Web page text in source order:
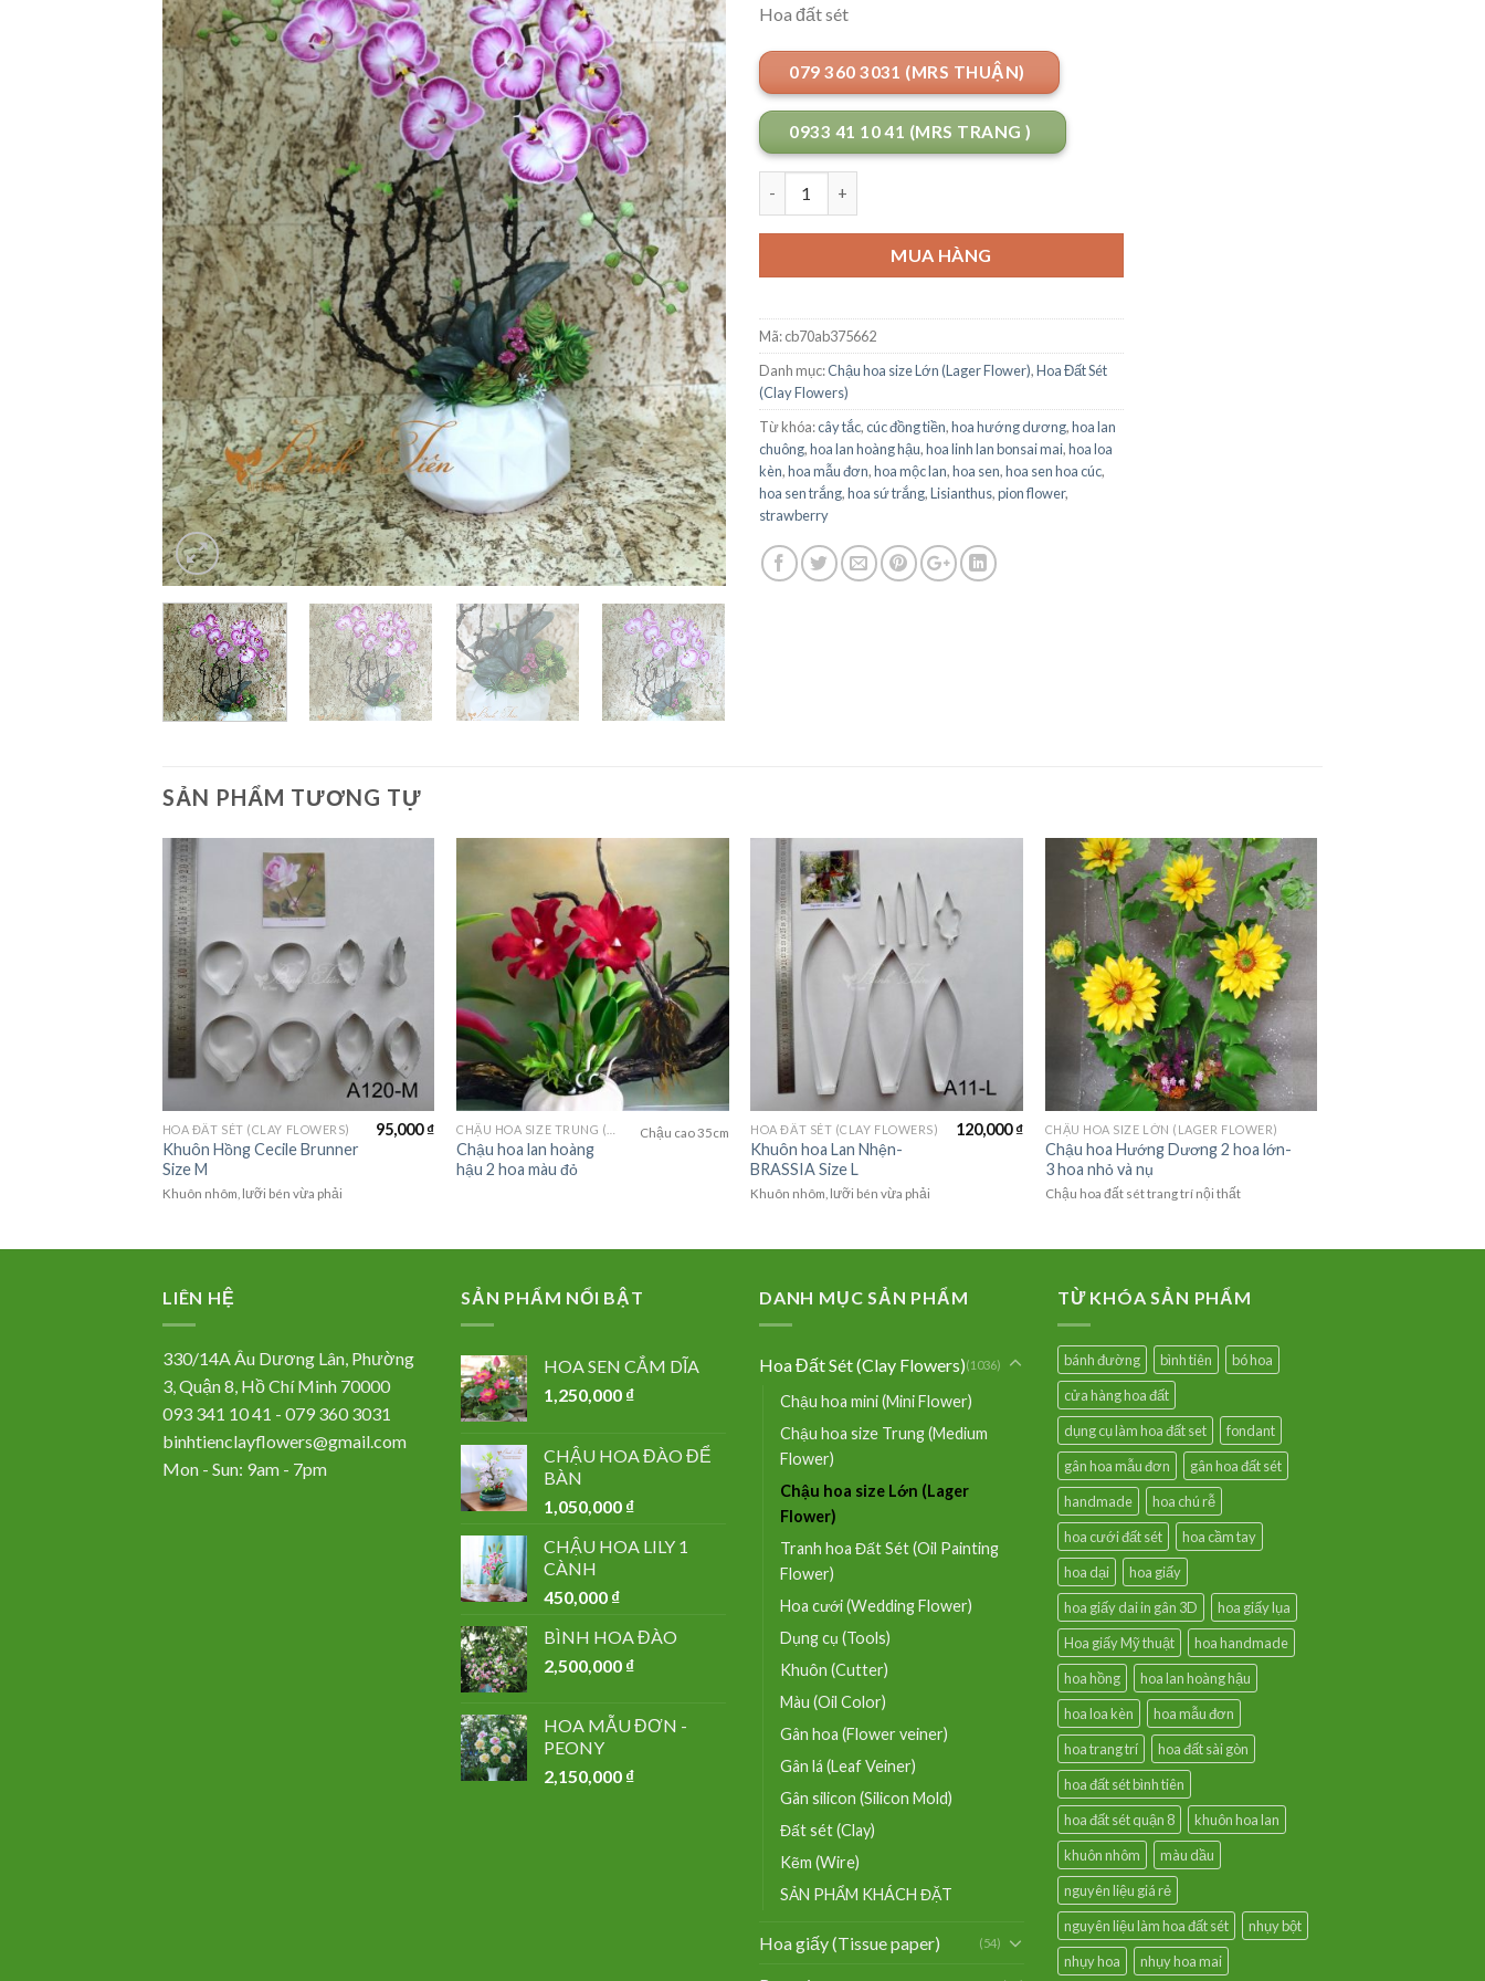
Hoa đất sét
079 360 3031 (MRS THUẬN)
0933 41 10 41 (MRS TRANG )
MUA HÀNG
Mã:cb70ab375662
Danh mục:Chậu hoa size Lớn (Lager Flower),Hoa Đất Sét
(Clay Flowers)
Từ khóa:cây tắc,cúc đồng tiền,hoa hướng dương,hoa lan
chuông,hoa lan hoàng hậu,hoa linh lan bonsai mai,hoa loa
kèn,hoa mẫu đơn,hoa mộc lan,hoa sen,hoa sen hoa cúc,
hoa sen trắng,hoa sứ trắng,Lisianthus,pion flower,
strawberry
SẢN PHẨM TƯƠNG TỰ
HOA ĐẤT SÉT (CLAY FLOWERS)
Khuôn Hồng Cecile Brunner
Size M
95,000₫
Khuôn nhôm, lưỡi bén vừa phải
Chậu hoa lan hoàng
hậu 2 hoa màu đỏ
Chậu cao 35cm HOA ĐẤT SÉT (CLAY FLOWERS)
Khuôn hoa Lan Nhện-
BRASSIA Size L
120,000₫
Khuôn nhôm, lưỡi bén vừa phải
CHẬU HOA SIZE LỚN (LAGER FLOWER)
Chậu hoa Hướng Dương 2 hoa lớn-
3 hoa nhỏ và nụ
Chậu hoa đất sét trang trí nội thất
LIÊN HỆ
330/14A Âu Dương Lân, Phường
3, Quận 8, Hồ Chí Minh 70000
093 341 10 41 - 079 360 3031
binhtienclayflowers@gmail.com
Mon - Sun: 9am - 7pm
SẢN PHẨM NỔI BẬT
HOA SEN CẮM DĨA
1,250,000 ₫
CHẬU HOA ĐÀO ĐỂ
BÀN
1,050,000 ₫
CHẬU HOA LILY 1
CÀNH
450,000 ₫
BÌNH HOA ĐÀO
2,500,000 ₫
HOA MẪU ĐƠN -
PEONY
2,150,000 ₫
DANH MỤC SẢN PHẨM
Hoa Đất Sét (Clay Flowers)(1036)
Chậu hoa mini (Mini Flower)
Chậu hoa size Trung (Medium
Flower)
Chậu hoa size Lớn (Lager
Flower)
Tranh hoa Đất Sét (Oil Painting
Flower)
Hoa cưới (Wedding Flower)
Dụng cụ (Tools)
Khuôn (Cutter)
Màu (Oil Color)
Gân hoa (Flower veiner)
Gân lá (Leaf Veiner)
Gân silicon (Silicon Mold)
Đất sét (Clay)
Kẽm (Wire)
SẢN PHẨM KHÁCH ĐẶT
Hoa giấy (Tissue paper) (54)
TỪ KHÓA SẢN PHẨM
bánh đường bình tiên
bó hoa
cửa hàng hoa đất
dụng cụ làm hoa đất set
fondant
gân hoa mẫu đơn
gân hoa đất sét
handmade
hoa chú rễ
hoa cưới đất sét
hoa cầm tay
hoa dại
hoa giấy
hoa giấy dai in gân 3D
hoa giấy lụa
Hoa giấy Mỹ thuật
hoa handmade
hoa hồng
hoa lan hoàng hậu
hoa loa kèn
hoa mẫu đơn
hoa trang trí
hoa đất sài gòn
hoa đất sét bình tiên
hoa đất sét quận 8
khuôn hoa lan
khuôn nhôm
màu dầu
nguyên liệu giá rẻ
nguyên liệu làm hoa đất sét
nhụy bột
nhụy hoa
nhụy hoa mai